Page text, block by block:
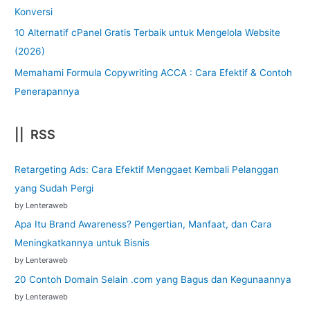
Konversi
10 Alternatif cPanel Gratis Terbaik untuk Mengelola Website
(2026)
Memahami Formula Copywriting ACCA : Cara Efektif & Contoh
Penerapannya
|| RSS
Retargeting Ads: Cara Efektif Menggaet Kembali Pelanggan
yang Sudah Pergi
by Lenteraweb
Apa Itu Brand Awareness? Pengertian, Manfaat, dan Cara
Meningkatkannya untuk Bisnis
by Lenteraweb
20 Contoh Domain Selain .com yang Bagus dan Kegunaannya
by Lenteraweb